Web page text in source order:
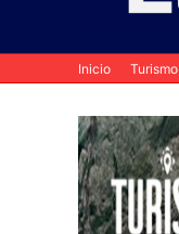
Inicio Turismo